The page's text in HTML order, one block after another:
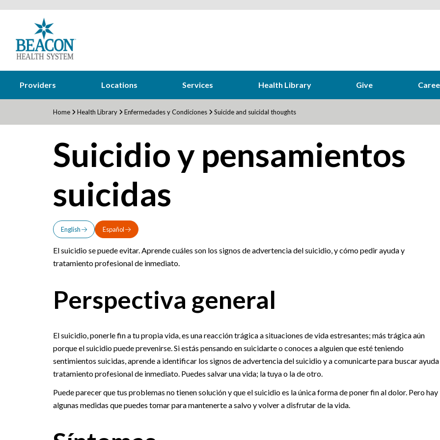
Providers Locations Services Health Library Give
Home Health Library Enfermedades y Condiciones Suicide and suicidal thoughts
Suicidio y pensamientos
suicidas
English Español
El suicidio se puede evitar. Aprende cuáles son los signos de advertencia del suicidio, y cómo pedir ayuda y
tratamiento profesional de inmediato.
Perspectiva general
El suicidio, ponerle fin a tu propia vida, es una reacción trágica a situaciones de vida estresantes; más trágica aún
porque el suicidio puede prevenirse. Si estás pensando en suicidarte o conoces a alguien que esté teniendo
sentimientos suicidas, aprende a identificar los signos de advertencia del suicidio y a comunicarte para buscar ayuda
tratamiento profesional de inmediato. Puedes salvar una vida; la tuya o la de otro.
Puede parecer que tus problemas no tienen solución y que el suicidio es la única forma de poner fin al dolor. Pero hay
algunas medidas que puedes tomar para mantenerte a salvo y volver a disfrutar de la vida.